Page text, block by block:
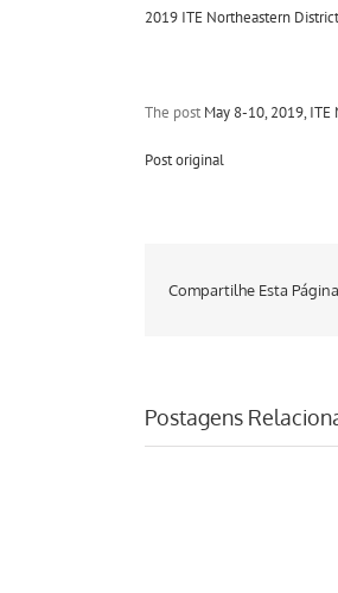
2019 ITE Northeastern
The post May 8-10, 2019,
Post original
Compartilhe Esta
Postagens